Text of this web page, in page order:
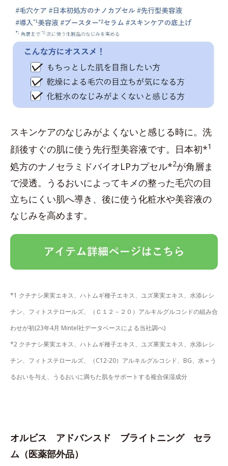
スキンケアのなじみがよくないと感じる時に。洗
顔後すぐの肌に使う先行型美容液です。日本初*1
処方のナノセラミドバイオLPカプセル*2が角層ま
で浸透。うるおいによってキメの整った毛穴の目
立ちにくい肌へ導き、後に使う化粧水や美容液の
なじみを高めます。
*1 クチナシ果実エキス、ハトムギ種子エキス、ユズ果実エキス、水添レシ
チン、フィトステロールズ、（Ｃ１２－２０）アルキルグルコシドの組み合
わせが初(23年4月 Mintel社データベースによる当社調べ)
*2 クチナシ果実エキス、ハトムギ種子エキス、ユズ果実エキス、水添レシ
チン、フィトステロールズ、（C12-20）アルキルグルコシド、BG、水＝う
るおいを与え、うるおいに満ちた肌をサポートする複合保湿成分
オルビス アドバンスド ブライトニング セラ
ム（医薬部外品）